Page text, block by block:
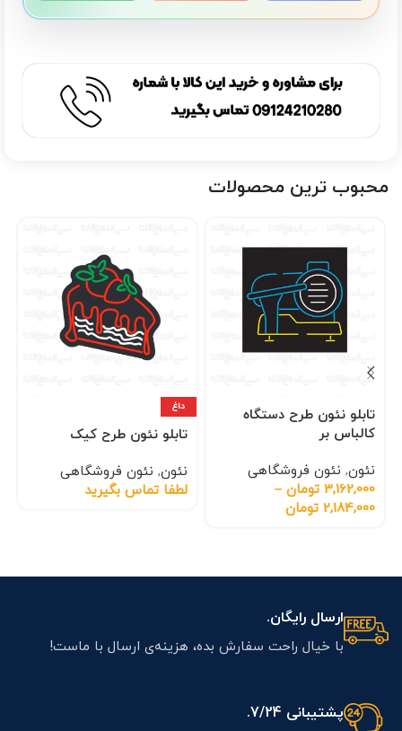
محبوب ترین محصولات
تابلو نئون طرح دستگاه
کالباس بر
نئون, نئون فروشگاهی
3,162,000 تومان –
2,184,000 تومان
داغ
تابلو نئون طرح کیک
نئون, نئون فروشگاهی
لطفا تماس بگیرید
ارسال رایگان.
با خیال راحت سفارش بده، هزینه‌ی ارسال با ماست!
پشتیبانی 7/24.